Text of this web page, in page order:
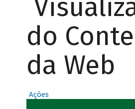
do
da Web
Ações